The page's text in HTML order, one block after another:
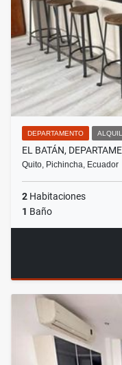
DEPARTAMENTO
EL BATÁN,
Quito, Pichincha, Ecuador
2 Habitaciones
1 Baño